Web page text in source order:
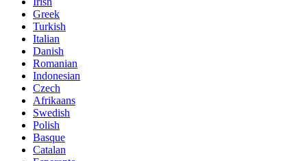
Greek
Turkish
Italian
Danish
Romanian
Indonesian
Czech
Afrikaans
Swedish
Polish
Basque
Catalan